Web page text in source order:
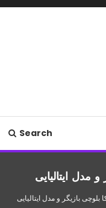
Search
مدل ایتالیایی
بلوچی بازیگر و مدل ایتالیایی